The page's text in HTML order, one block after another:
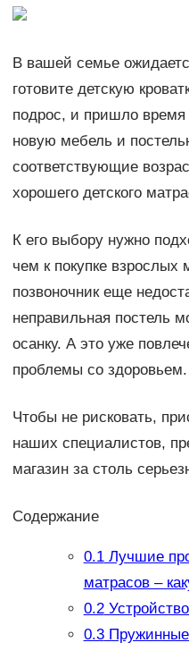
В вашей семье
готовите детскую
подрос, и пришло время
новую мебель и
соответствующие
хорошего детского
К его выбору нужно
чем к покупке взрослых
позвоночник еще
неправильная постель
осанку. А это уже
проблемы со здоровьем.
Чтобы не рисковать,
наших специалистов,
магазин за столь
Содержание
0.1Лучшие
матрасов –
0.2
0.3Пружинные